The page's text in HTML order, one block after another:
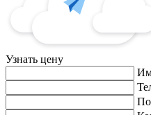
Узнать цену